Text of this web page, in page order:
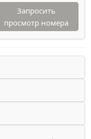
Запросить
просмотр номера